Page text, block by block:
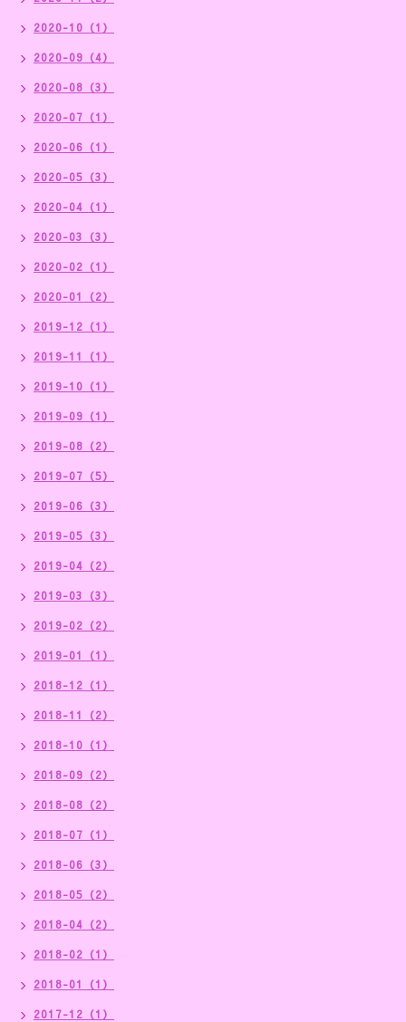
2020-10（1）
2020-09（4）
2020-08（3）
2020-07（1）
2020-06（1）
2020-05（3）
2020-04（1）
2020-03（3）
2020-02（1）
2020-01（2）
2019-12（1）
2019-11（1）
2019-10（1）
2019-09（1）
2019-08（2）
2019-07（5）
2019-06（3）
2019-05（3）
2019-04（2）
2019-03（3）
2019-02（2）
2019-01（1）
2018-12（1）
2018-11（2）
2018-10（1）
2018-09（2）
2018-08（2）
2018-07（1）
2018-06（3）
2018-05（2）
2018-04（2）
2018-02（1）
2018-01（1）
2017-12（1）